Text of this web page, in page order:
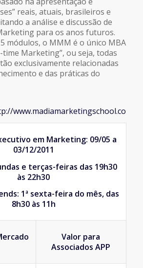
reais, atuais, brasileiros e
a análise e discussão de
para os anos futuros.
módulos, o MMM é o único MBA
time Marketing”, ou seja, todas
exclusivamente relacionadas
e das práticas do
em Marketing: 09/05 a
03/12/2011
e terças-feiras das 19h30
às 22h30
1ª sexta-feira do mês, das
8h30 às 11h
Valor para
Associados APP